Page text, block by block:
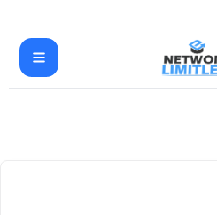
Aller
au
contenu